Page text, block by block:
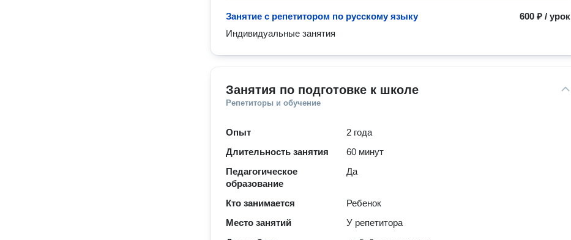
600 ₽ /урок
Занятие с репетитором по русскому языку
Индивидуальные занятия
Занятия по подготовке к школе
Репетиторы и обучение
Опыт
2 года
Длительность занятия
60 минут
Педагогическое
образование
Да
Кто занимается
Ребенок
Место занятий
У репетитора